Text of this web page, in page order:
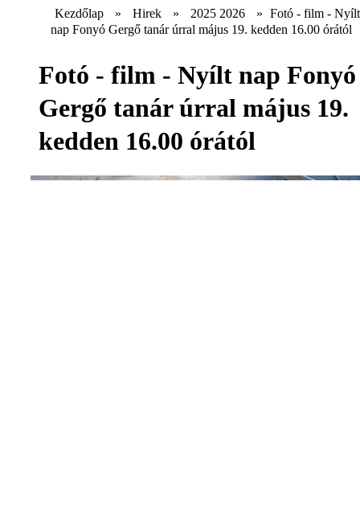
Kezdőlap » Hirek » 2025 2026 » Fotó - film - Nyílt
nap Fonyó Gergő tanár úrral május 19. kedden 16.00 órától
Fotó - film - Nyílt nap Fonyó
Gergő tanár úrral május 19.
kedden 16.00 órától